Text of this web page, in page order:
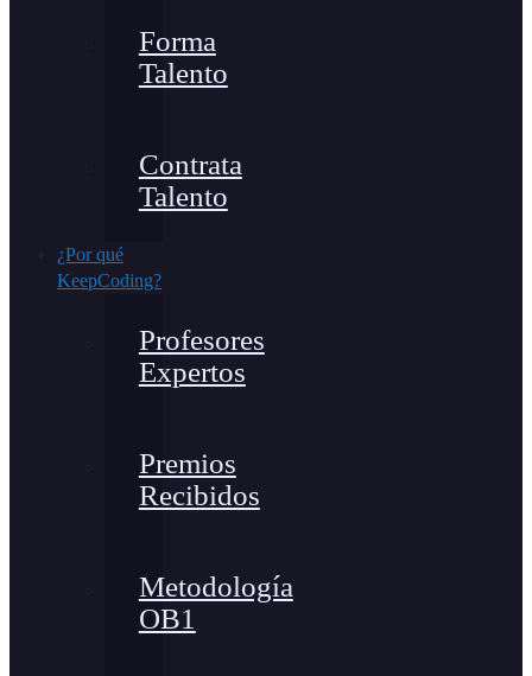
Forma
Talento
Contrata
Talento
¿Por qué
KeepCoding?
Profesores
Expertos
Premios
Recibidos
Metodología
OB1